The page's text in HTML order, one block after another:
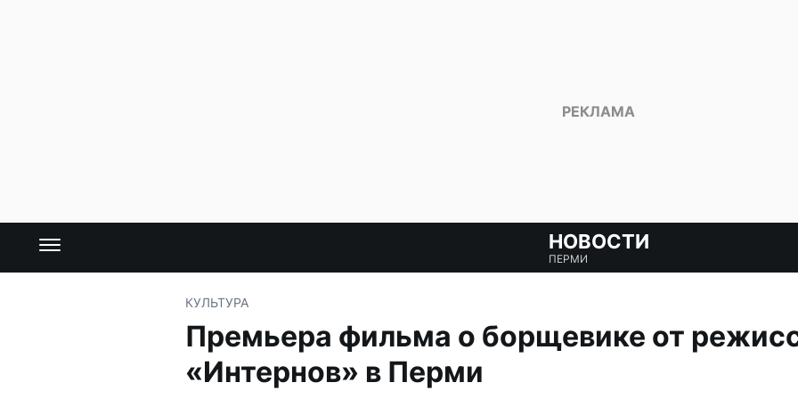
НОВОСТИ
ПЕРМИ
КУЛЬТУРА
Премьера фильма о борщевике от
«Интернов» в Перми